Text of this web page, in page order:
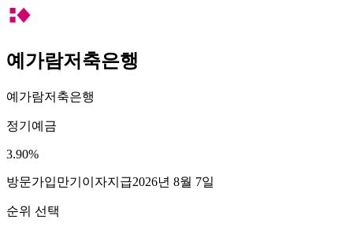
예가람저축은행
예가람저축은행
정기예금
3.90%
방문가입만기이자지급2026년 8월 7일
순위 선택